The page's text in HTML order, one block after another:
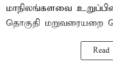
மாநிலங்களவை
தொகுதி மறுவரையறை
Read